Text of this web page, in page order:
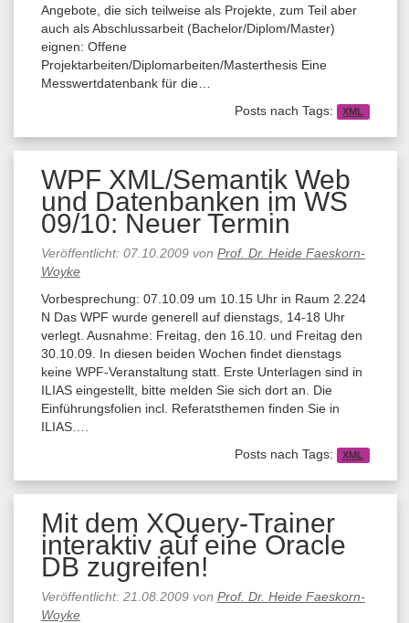
Angebote, die sich teilweise als Projekte, zum Teil aber
auch als Abschlussarbeit (Bachelor/Diplom/Master)
eignen: Offene
Projektarbeiten/Diplomarbeiten/Masterthesis Eine
Messwertdatenbank für die…
Posts nach Tags:
XML
WPF XML/Semantik Web
und Datenbanken im WS
09/10: Neuer Termin
Veröffentlicht: 07.10.2009 von Prof. Dr. Heide Faeskorn-
Woyke
Vorbesprechung: 07.10.09 um 10.15 Uhr in Raum 2.224
N Das WPF wurde generell auf dienstags, 14-18 Uhr
verlegt. Ausnahme: Freitag, den 16.10. und Freitag den
30.10.09. In diesen beiden Wochen findet dienstags
keine WPF-Veranstaltung statt. Erste Unterlagen sind in
ILIAS eingestellt, bitte melden Sie sich dort an. Die
Einführungsfolien incl. Referatsthemen finden Sie in
ILIAS….
Posts nach Tags:
XML
Mit dem XQuery-Trainer
interaktiv auf eine Oracle
DB zugreifen!
Veröffentlicht: 21.08.2009 von Prof. Dr. Heide Faeskorn-
Woyke